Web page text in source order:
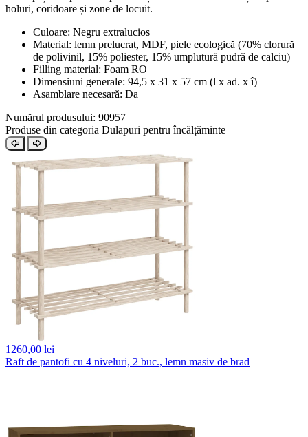
holuri, coridoare și zone de locuit.
Culoare: Negru extralucios
Material: lemn prelucrat, MDF, piele ecologică (70% clorură
de polivinil, 15% poliester, 15% umplutură pudră de calciu)
Filling material: Foam RO
Dimensiuni generale: 94,5 x 31 x 57 cm (l x ad. x î)
Asamblare necesară: Da
Numărul produsului: 90957
Produse din categoria Dulapuri pentru încălțăminte
1260,00 lei
Raft de pantofi cu 4 niveluri, 2 buc., lemn masiv de brad